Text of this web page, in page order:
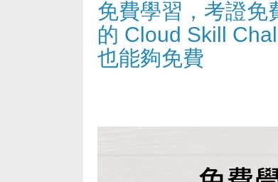
免費學習，考證免
的 Cloud Skill
也能夠免費